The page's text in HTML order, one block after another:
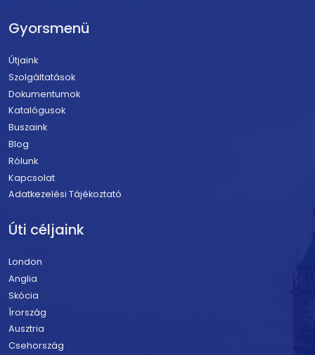
Gyorsmenü
Útjaink
Szolgáltatások
Dokumentumok
Katalógusok
Buszaink
Blog
Rólunk
Kapcsolat
Adatkezelési Tájékoztató
Úti céljaink
London
Anglia
Skócia
Írország
Ausztria
Csehország